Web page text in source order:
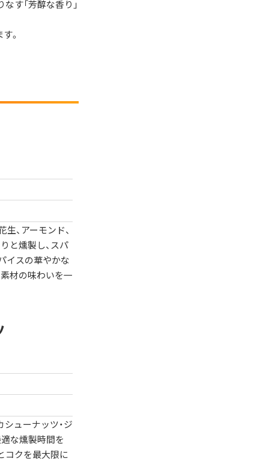
す「芳醇な香り」
。
、アーモンド、
と燻製し、スパ
イスの華やかな
材の味わいを一
シューナッツ・ジ
な燻製時間を
コクを最大限に